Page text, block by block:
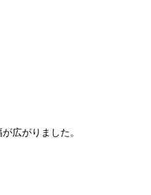
広がりました。